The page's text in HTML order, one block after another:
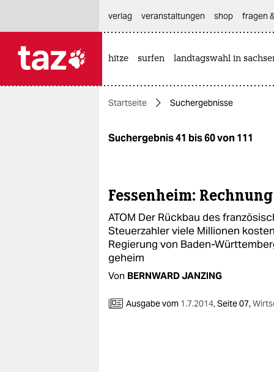
themen
politik
gesellschaft
kultur
sport
berlin
nord
verlag
veranstaltungen shop fragen
hitze surfen landtagswahl in
Startseite Suchergebnisse
Suchergebnis 41 bis 60 von 111
Fessenheim:
ATOM Der Rückbau des
Steuerzahler viele Millionen
Regierung von Baden-
geheim
Von BERNWARD JANZING
Ausgabe vom 1.7.2014,Seite 07,